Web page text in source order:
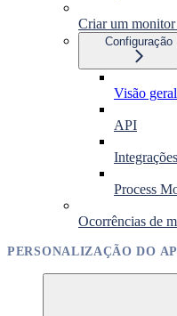
Criar um monitor
Configuração
Visão geral
API
Integrações
Process
Ocorrências de
PERSONALIZAÇÃO DO